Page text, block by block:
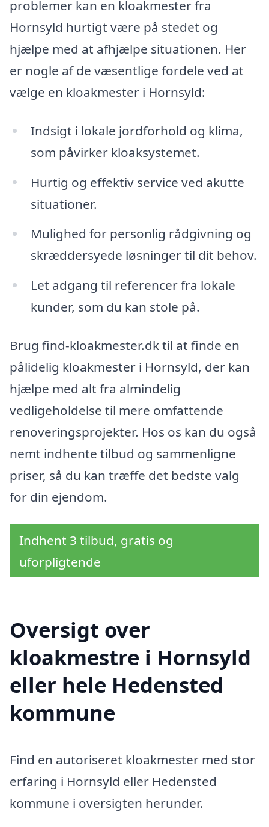
problemer kan en kloakmester fra
Hornsyld hurtigt være på stedet og
hjælpe med at afhjælpe situationen. Her
er nogle af de væsentlige fordele ved at
vælge en kloakmester i Hornsyld:
Indsigt i lokale jordforhold og klima,
som påvirker kloaksystemet.
Hurtig og effektiv service ved akutte
situationer.
Mulighed for personlig rådgivning og
skræddersyede løsninger til dit behov.
Let adgang til referencer fra lokale
kunder, som du kan stole på.
Brug find-kloakmester.dk til at finde en
pålidelig kloakmester i Hornsyld, der kan
hjælpe med alt fra almindelig
vedligeholdelse til mere omfattende
renoveringsprojekter. Hos os kan du også
nemt indhente tilbud og sammenligne
priser, så du kan træffe det bedste valg
for din ejendom.
Indhent 3 tilbud, gratis og
uforpligtende
Oversigt over
kloakmestre i Hornsyld
eller hele Hedensted
kommune
Find en autoriseret kloakmester med stor
erfaring i Hornsyld eller Hedensted
kommune i oversigten herunder.